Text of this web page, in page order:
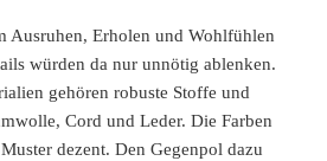
Ausruhen, Erholen und Wohlfühlen
würden da nur unnötig ablenken.
gehören robuste Stoffe und
Cord und Leder. Die Farben
dezent. Den Gegenpol dazu